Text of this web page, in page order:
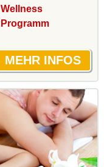
Wellness
Programm